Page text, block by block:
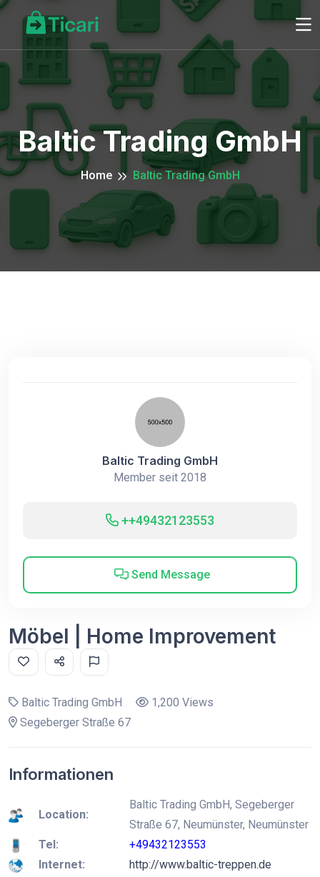
Baltic Trading GmbH
Home Baltic Trading GmbH
Baltic Trading GmbH
Member seit 2018
++49432123553
Send Message
Möbel | Home Improvement
Baltic Trading GmbH
1,200 Views
Segeberger Straße 67
Informationen
Location:
Baltic Trading GmbH, Segeberger
Straße 67, Neumünster, Neumünster
Tel:
+49432123553
Internet:
http://www.baltic-treppen.de